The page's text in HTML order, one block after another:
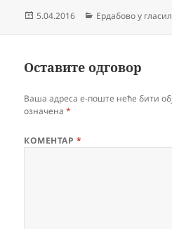
Објављено
5.04.2016 Категорије
Ердабово у
Оставите одговор
Ваша адреса е-поште неће бити
означена*
КОМЕНТАР *